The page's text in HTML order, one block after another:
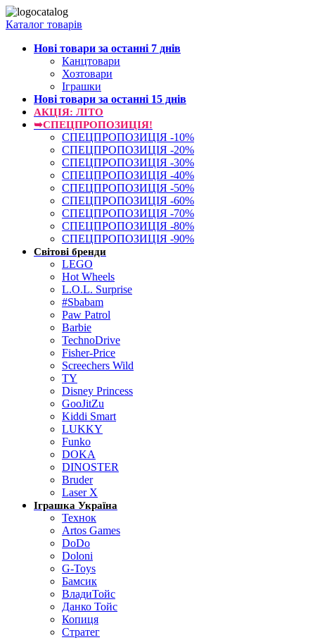
Каталог товарів
Нові товари за останнi 7 днiв
Канцтовари
Хозтовари
Іграшки
Нові товари за останнi 15 днiв
АКЦІЯ: ЛІТО
➥СПЕЦПРОПОЗИЦІЯ!
СПЕЦПРОПОЗИЦІЯ -10%
СПЕЦПРОПОЗИЦІЯ -20%
СПЕЦПРОПОЗИЦІЯ -30%
СПЕЦПРОПОЗИЦІЯ -40%
СПЕЦПРОПОЗИЦІЯ -50%
СПЕЦПРОПОЗИЦІЯ -60%
СПЕЦПРОПОЗИЦІЯ -70%
СПЕЦПРОПОЗИЦІЯ -80%
СПЕЦПРОПОЗИЦІЯ -90%
Світові бренди
LEGO
Hot Wheels
L.O.L. Surprise
#Sbabam
Paw Patrol
Barbie
TechnoDrive
Fisher-Price
Screechers Wild
TY
Disney Princess
GooJitZu
Kiddi Smart
LUKKY
Funko
DOKA
DINOSTER
Bruder
Laser X
Іграшка Україна
Технок
Artos Games
DoDo
Doloni
G-Toys
Бамсик
ВладиТойс
Данко Тойс
Копиця
Стратег